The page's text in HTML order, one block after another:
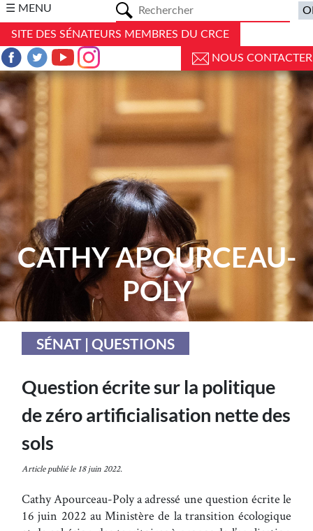
☰ MENU
SITE DES SÉNATEURS MEMBRES DU CRCE
NOUS CONTACTER
CATHY APOURCEAU-
POLY
SÉNAT | QUESTIONS
Question écrite sur la politique
de zéro artificialisation nette des
sols
Article publié le 18 juin 2022.
Cathy Apourceau-Poly a adressé une question écrite le
16 juin 2022 au Ministère de la transition écologique